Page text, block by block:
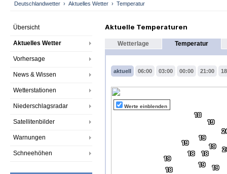
Deutschlandwetter Aktuelles Wetter Temperatur
Übersicht
Aktuelles Wetter
Vorhersage
News & Wissen
Wetterstationen
Niederschlagsradar
Satellitenbilder
Warnungen
Schneehöhen
Aktuelle Temperaturen
Wetterlage Temperatur
aktuell 06:00 03:00 00:00 21:00
Werte einblenden
19 19
18
19
18
19
19
18
18
19
19